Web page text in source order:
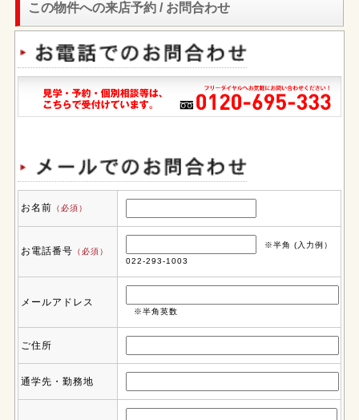
この物件への来店予約 / お問合わせ
お名前 （必須）
お電話番号 （必須）
※半角 (入力例）
022-293-1003
メールアドレス
※半角英数
ご住所
通学先・勤務地